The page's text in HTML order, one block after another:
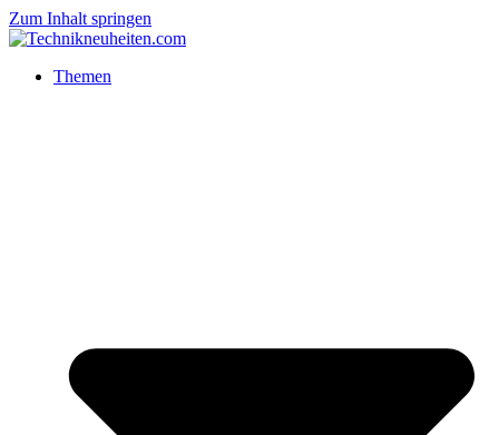
Zum Inhalt springen
Themen